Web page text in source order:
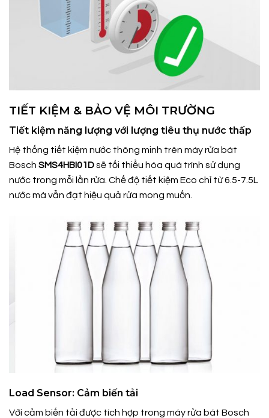
TIẾT KIỆM & BẢO VỆ MÔI TRƯỜNG
Tiết kiệm năng lượng với lượng tiêu thụ nước thấp
Hệ thống tiết kiệm nước thông minh trên máy rửa bát
Bosch SMS4HBI01Dsẽ tối thiểu hóa quá trình sử dụng
nước trong mỗi lần rửa. Chế độ tiết kiệm Eco chỉ từ 6.5-7.5L
nước mà vẫn đạt hiệu quả rửa mong muốn.
Load Sensor: Cảm biến tải
Với cảm biến tải được tích hợp trong máy rửa bát Bosch